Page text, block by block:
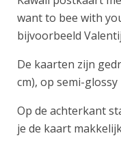
want to bee with
bijvoorbeeld
De kaarten zijn
cm), op semi-
Op de achterkant
je de kaart